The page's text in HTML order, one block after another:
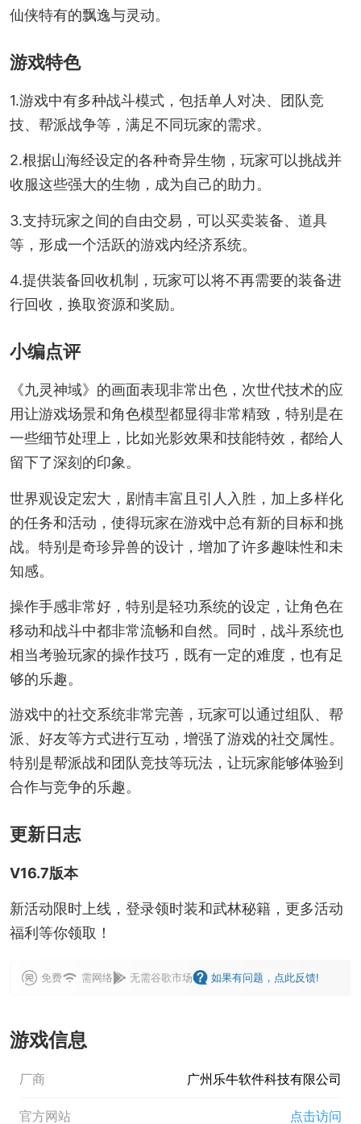
仙侠特有的飘逸与灵动。
游戏特色
1.游戏中有多种战斗模式，包括单人对决、团队竞
技、帮派战争等，满足不同玩家的需求。
2.根据山海经设定的各种奇异生物，玩家可以挑战并
收服这些强大的生物，成为自己的助力。
3.支持玩家之间的自由交易，可以买卖装备、道具
等，形成一个活跃的游戏内经济系统。
4.提供装备回收机制，玩家可以将不再需要的装备进
行回收，换取资源和奖励。
小编点评
《九灵神域》的画面表现非常出色，次世代技术的应
用让游戏场景和角色模型都显得非常精致，特别是在
一些细节处理上，比如光影效果和技能特效，都给人
留下了深刻的印象。
世界观设定宏大，剧情丰富且引人入胜，加上多样化
的任务和活动，使得玩家在游戏中总有新的目标和挑
战。特别是奇珍异兽的设计，增加了许多趣味性和未
知感。
操作手感非常好，特别是轻功系统的设定，让角色在
移动和战斗中都非常流畅和自然。同时，战斗系统也
相当考验玩家的操作技巧，既有一定的难度，也有足
够的乐趣。
游戏中的社交系统非常完善，玩家可以通过组队、帮
派、好友等方式进行互动，增强了游戏的社交属性。
特别是帮派战和团队竞技等玩法，让玩家能够体验到
合作与竞争的乐趣。
更新日志
V16.7版本
新活动限时上线，登录领时装和武林秘籍，更多活动
福利等你领取！
免费 需网络 无需谷歌市场 如果有问题，点此反馈!
游戏信息
厂商 广州乐牛软件科技有限公司
官方网站 点击访问